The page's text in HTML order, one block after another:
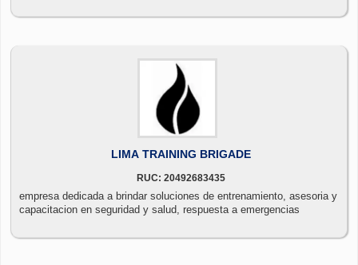
LIMA TRAINING BRIGADE
RUC: 20492683435
empresa dedicada a brindar soluciones de entrenamiento, asesoria y
capacitacion en seguridad y salud, respuesta a emergencias